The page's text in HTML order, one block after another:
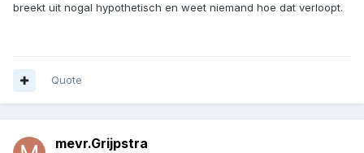
breekt uit nogal hypothetisch en weet niemand hoe dat verloopt.
Quote
mevr.Grijpstra